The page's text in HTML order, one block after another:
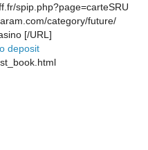
spip.php?page=carteSRU
category/future/
[/URL]
deposit